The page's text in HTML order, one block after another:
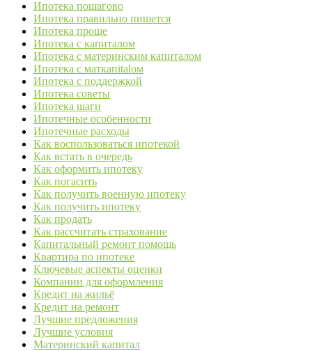
Ипотека пошагово
Ипотека правильно пишется
Ипотека проще
Ипотека с капиталом
Ипотека с материнским капиталом
Ипотека с маткапitalом
Ипотека с поддержкой
Ипотека советы
Ипотека шаги
Ипотечные особенности
Ипотечные расходы
Как воспользоваться ипотекой
Как встать в очередь
Как оформить ипотеку
Как погасить
Как получить военную ипотеку
Как получить ипотеку
Как продать
Как рассчитать страхование
Капитальный ремонт помощь
Квартира по ипотеке
Ключевые аспекты оценки
Компании для оформления
Кредит на жильё
Кредит на ремонт
Лучшие предложения
Лучшие условия
Материнский капитал